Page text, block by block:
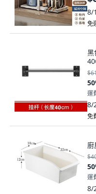
8/
免
黑
50
運
8/
免
50
運
8/